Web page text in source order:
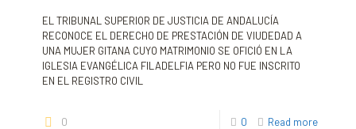
EL TRIBUNAL SUPERIOR DE JUSTICIA DE ANDALUCÍA
RECONOCE EL DERECHO DE PRESTACIÓN DE VIUDEDAD A
UNA MUJER GITANA CUYO MATRIMONIO SE OFICIÓ EN LA
IGLESIA EVANGÉLICA FILADELFIA PERO NO FUE INSCRITO
EN EL REGISTRO CIVIL
0 0 Read more